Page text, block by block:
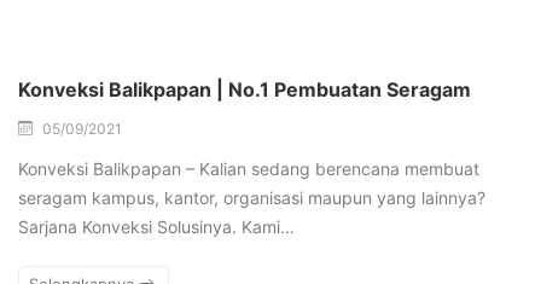
Konveksi Balikpapan | No.1 Pembuatan Seragam
05/09/2021
Konveksi Balikpapan – Kalian sedang berencana membuat
seragam kampus, kantor, organisasi maupun yang lainnya?
Sarjana Konveksi Solusinya. Kami…